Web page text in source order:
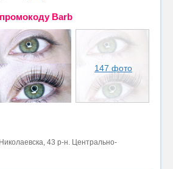
Barb
147 фото
43 р-н. Центрально-